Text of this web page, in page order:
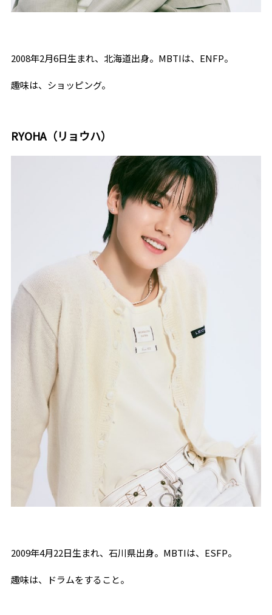
2008年2月6日生まれ、北海道出身。 MBTIは、 ENFP。
趣味は、ショッピング。
RYOHA（リョウハ）
2009年4月22日生まれ、石川県出身。 MBTIは、 ESFP。
趣味は、ドラムをすること。